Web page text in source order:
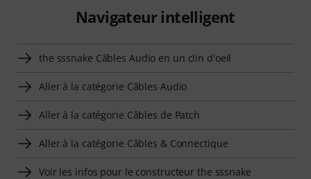
Navigateur intelligent
the sssnake Câbles Audio en un clin d'oeil
Aller à la catégorie Câbles Audio
Aller à la catégorie Câbles de Patch
Aller à la catégorie Câbles & Connectique
Voir les infos pour le constructeur the sssnake